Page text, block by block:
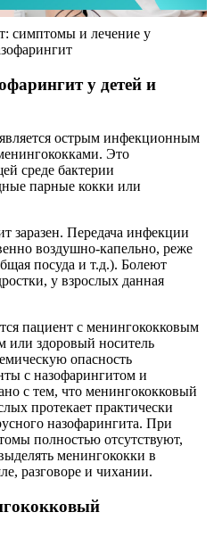
симптомы и лечение у
у детей и
острым инфекционным
Это
среде бактерии
парные кокки или
заразен. Передача инфекции
воздушно-капельно, реже
посуда и т.д.). Болеют
у взрослых данная
пациент с менингококковым
или здоровый носитель
опасность
с назофарингитом и
с тем, что менингококковый
протекает практически
назофарингита. При
полностью отсутствуют,
менингококки в
разговоре и чихании.